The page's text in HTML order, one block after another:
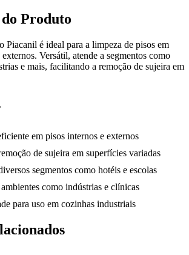
Produto
Piacanil é ideal para a limpeza de pisos em
Versátil, atende a segmentos como
e mais, facilitando a remoção de sujeira em
em pisos internos e externos
de sujeira em superfícies variadas
segmentos como hotéis e escolas
como indústrias e clínicas
para uso em cozinhas industriais